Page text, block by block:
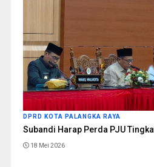
DPRD KOTA PALANGKA RAYA
Subandi Harap Perda PJU
18 Mei 2026